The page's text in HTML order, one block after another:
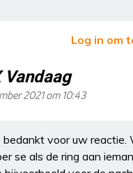
Log in om
Vandaag
2021 om 10:43
voor uw reactie.
se als de ring aan